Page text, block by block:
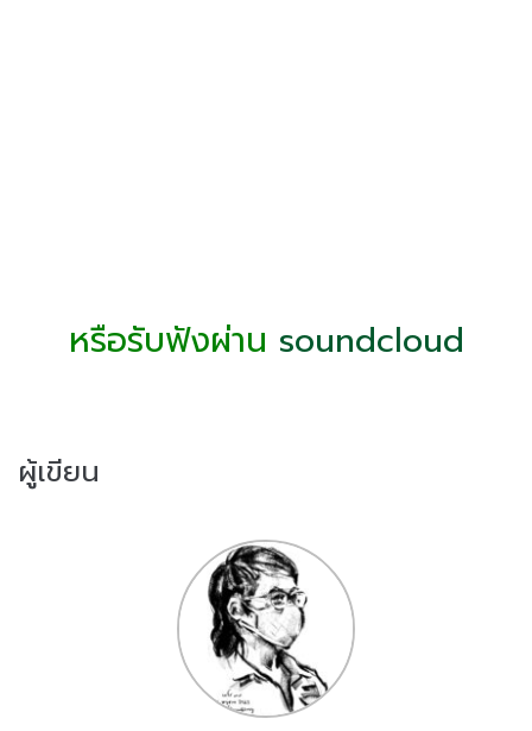
หรือรับฟังผ่าน soundcloud
ผู้เขียน